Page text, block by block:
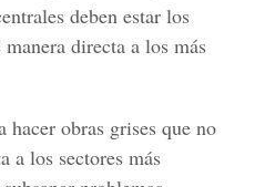
deben estar los
directa a los más
hacer obras grises que no
a los sectores más